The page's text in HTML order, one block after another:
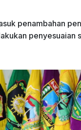
penambahan
penyesuaian